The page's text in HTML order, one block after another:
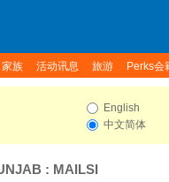
家族 活动讯息 旅游 Perks会
English
中文简体
: MAILSI